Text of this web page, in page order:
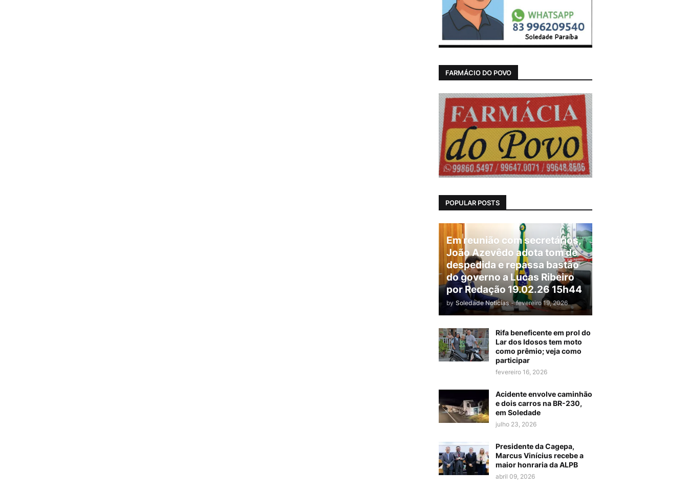
FARMÁCIO DO POVO
POPULAR POSTS
Em reunião com secretários,
João Azevêdo adota tom de
despedida e repassa bastão
do governo a Lucas Ribeiro
por Redação 19.02.26 15h44
by Soledade Noticias - fevereiro 19, 2026
Rifa beneficente em prol do
Lar dos Idosos tem moto
como prêmio; veja como
participar
fevereiro 16, 2026
Acidente envolve caminhão
e dois carros na BR-230,
em Soledade
julho 23, 2026
Presidente da Cagepa,
Marcus Vinícius recebe a
maior honraria da ALPB
abril 09, 2026